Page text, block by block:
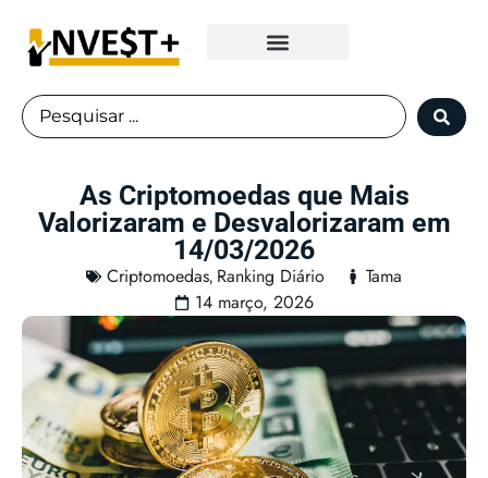
As Criptomoedas que Mais
Valorizaram e Desvalorizaram em
14/03/2026
Criptomoedas, Ranking Diário
Tama
14 março, 2026